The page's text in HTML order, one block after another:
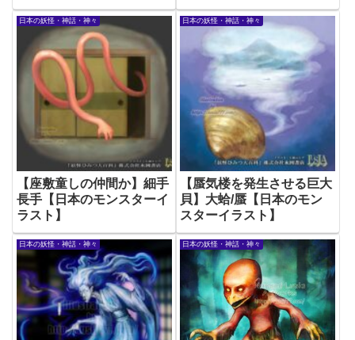
Illustration
日本の妖怪・神話・神々
【座敷童しの仲間か】細手
長手【日本のモンスターイ
ラスト】
日本の妖怪・神話・神々
【蜃気楼を発生させる巨大
貝】大蛤/蜃【日本のモン
スターイラスト】
日本の妖怪・神話・神々 日本の妖怪・神話・神々